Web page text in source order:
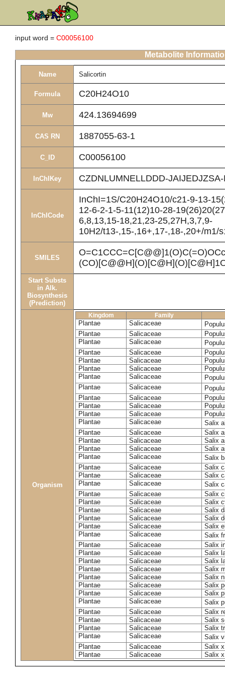
input word = C00056100
Metabolite
Name Salicortin
Formula C20H24O10
Mw 424.13694699
CAS RN 1887055-63-1
C_ID C00056100
InChIKey CZDNLUMNELLDDD-
InChICode
InChI=1S/C20H24O10/c21-9-13-
12-6-2-1-5-11(12)10-28-
6,8,13,15-18,21,23-25,27H,3,7,9-
10H2/t13-,15-,16+,17-,18-,20+/m1/
SMILES
Start Substs
in Alk.
Biosynthesis
(Prediction)
Organism
Kingdom Family
Plantae Salicaceae
Plantae
Salicaceae
Plantae
Salicaceae
Plantae
Salicaceae
Plantae
Salicaceae
Plantae
Salicaceae
Plantae
Salicaceae
Plantae
Salicaceae
Plantae
Salicaceae
Plantae
Salicaceae
Plantae
Salicaceae
Plantae
Salicaceae
Salix
Plantae
Salicaceae
Salix
Plantae
Salicaceae
Salix
Plantae
Salicaceae
Salix
Plantae
Salicaceae
Salix
Plantae
Salicaceae
Salix
Plantae
Salicaceae
Salix
Plantae
Salicaceae
Salix
Plantae
Salicaceae
Salix
Plantae
Salicaceae
Salix
Plantae
Salicaceae
Salix
Plantae
Salicaceae
Salix
Plantae
Salicaceae
Salix
Plantae
Salicaceae
Salix
Plantae
Salicaceae
Salix
Plantae
Salicaceae
Salix
Plantae
Salicaceae
Salix
Plantae
Salicaceae
Salix
Plantae
Salicaceae
Salix
Plantae
Salicaceae
Salix
Plantae
Salicaceae
Salix
Plantae
Salicaceae
Salix
Plantae
Salicaceae
Salix
Plantae
Salicaceae
Salix
Plantae
Salicaceae
Salix
Plantae
Salicaceae
Salix
Plantae
Salicaceae
Salix
Plantae
Salicaceae Salix